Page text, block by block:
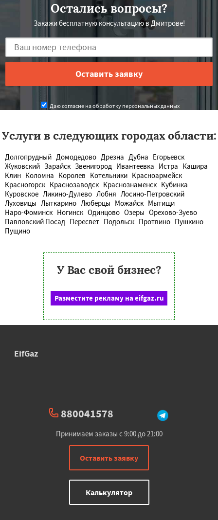
Остались вопросы?
Закажи бесплатную консультацию в Дмитрове!
Даю согласие на обработку персональных данных
Услуги в следующих городах области:
Долгопрудный Домодедово Дрезна Дубна Егорьевск
Жуковский Зарайск Звенигород Ивантеевка Истра Кашира
Клин Коломна Королев Котельники Красноармейск
Красногорск Краснозаводск Краснознаменск Кубинка
Куровское Ликино-Дулево Лобня Лосино-Петровский
Луховицы Лыткарино Люберцы Можайск Мытищи
Наро-Фоминск Ногинск Одинцово Озеры Орехово-Зуево
Павловский Посад Пересвет Подольск Протвино Пушкино
Пущино
У Вас свой бизнес?
Разместите рекламу на eifgaz.ru
EifGaz
880041578
Принимаем заказы с 9:00 до 21:00
Оставить заявку
Калькулятор